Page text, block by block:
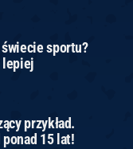
sportu?
lepiej
przykład.
15 lat!